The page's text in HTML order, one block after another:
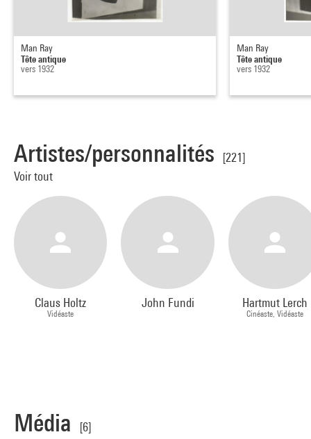
Man Ray
Tête antique
vers 1932
Man Ray
Tête antique
vers 1932
Artistes/personnalités
[221]
Voir tout
Claus Holtz
Vidéaste
John Fundi Hartmut Lerch
Cinéaste, Vidéaste
Média
[6]